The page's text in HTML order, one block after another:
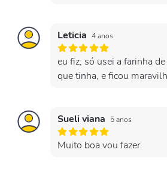
Leticia 4 anos
eu fiz, só usei a farinha
que tinha, e ficou
Sueli viana 5 anos
Muito boa vou fazer.